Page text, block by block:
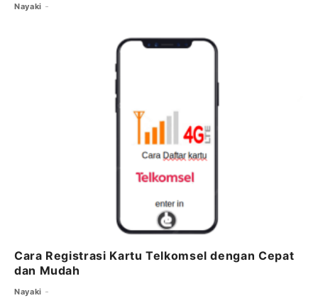
Nayaki
Cara Registrasi Kartu Telkomsel dengan Cepat
dan Mudah
Nayaki